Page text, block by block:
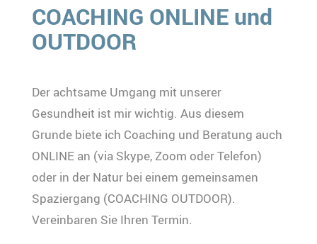
COACHING ONLINE und
OUTDOOR
Der achtsame Umgang mit unserer
Gesundheit ist mir wichtig. Aus diesem
Grunde biete ich Coaching und Beratung auch
ONLINE an (via Skype, Zoom oder Telefon)
oder in der Natur bei einem gemeinsamen
Spaziergang (COACHING OUTDOOR).
Vereinbaren Sie Ihren Termin.